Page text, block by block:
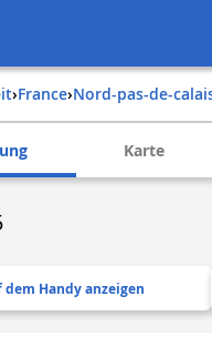
› france› nord-pas-de-
Karte
dem Handy anzeigen